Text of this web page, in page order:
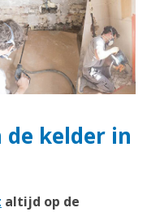
kelder in
altijd op de